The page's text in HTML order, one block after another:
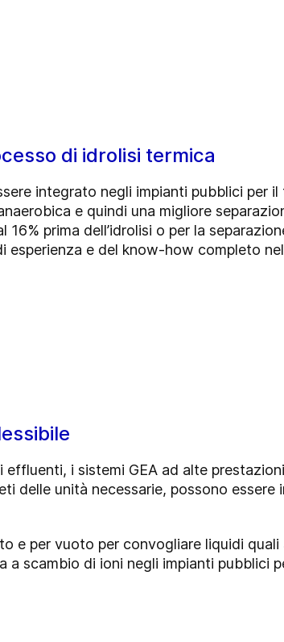
di idrolisi termica
integrato negli impianti pubblici per
e quindi una migliore
prima dell’idrolisi o per la
esperienza e del know-how completo
i sistemi GEA ad alte
delle unità necessarie, possono
e per vuoto per convogliare liquidi
a scambio di ioni negli impianti pubblici